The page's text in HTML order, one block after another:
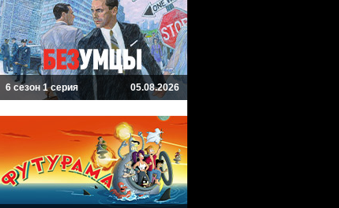
6 сезон 1 серия 05.08.2026